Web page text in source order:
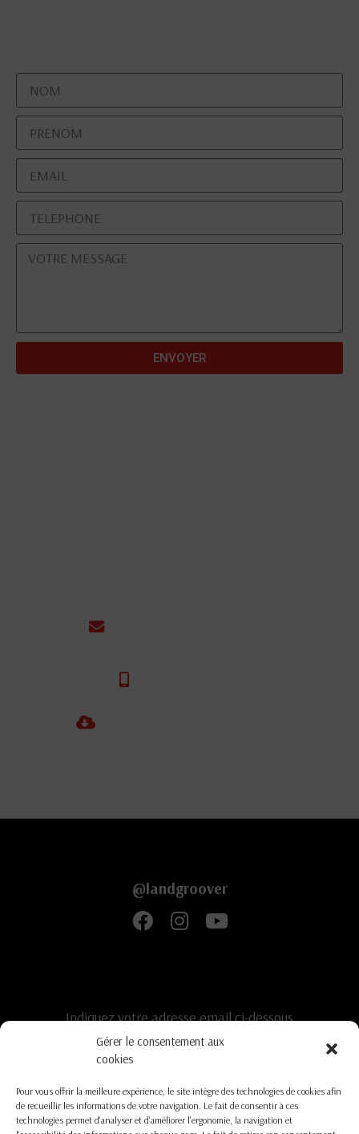
Gérer le consentement aux
cookies
Pour vous offrir la meilleure expérience, le site intègre des technologies de cookies afin
de recueillir les informations de votre navigation. Le fait de consentir à ces
technologies permet d'analyser et d'améliorer l'ergonomie, la navigation et
ENVOYER
@landgroover
Indiquez votre adresse email ci-dessous
jamais publié ni cédé à des tiers. Conformément à la règlementation vous disposez d’un droit d’accès et au retrait
de vos données. Lisez notre politique de confidentialité.